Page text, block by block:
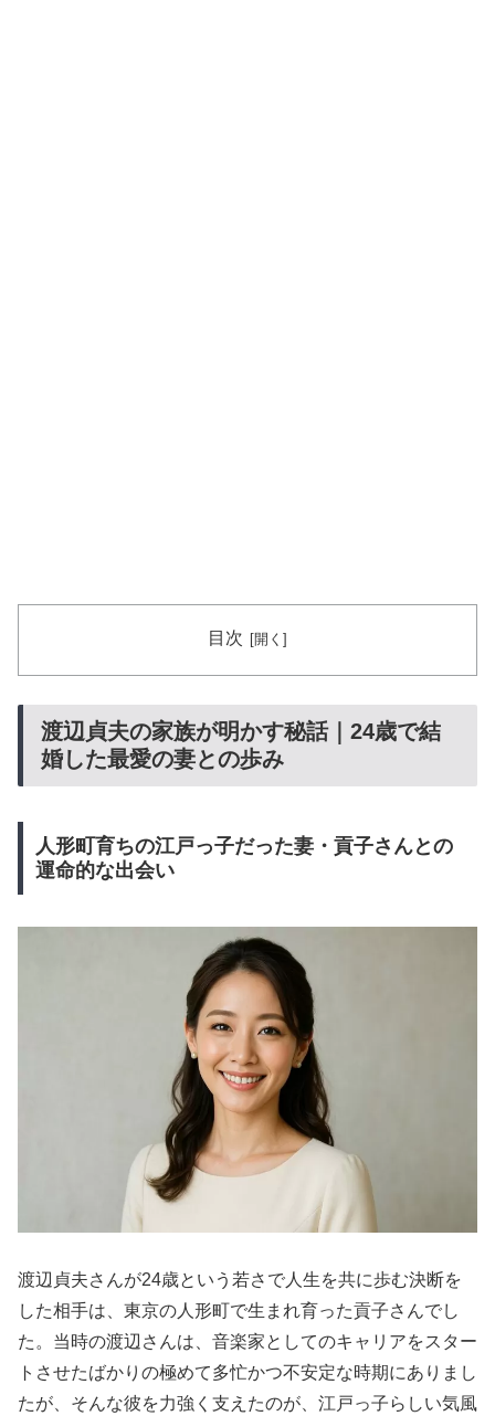
目次
渡辺貞夫の家族が明かす秘話｜24歳で結
婚した最愛の妻との歩み
人形町育ちの江戸っ子だった妻・貢子さんとの
運命的な出会い
渡辺貞夫さんが24歳という若さで人生を共に歩む決断を
した相手は、東京の人形町で生まれ育った貢子さんでし
た。当時の渡辺さんは、音楽家としてのキャリアをスター
トさせたばかりの極めて多忙かつ不安定な時期にありまし
たが、そんな彼を力強く支えたのが、江戸っ子らしい気風